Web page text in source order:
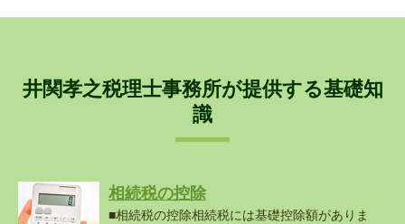
井関孝之税理士事務所が提供する基礎知
識
相続税の控除
■相続税の控除相続税には基礎控除額がありま